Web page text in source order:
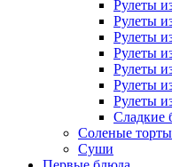
Рулеты
Рулеты
Рулеты
Рулеты
Рулеты
Рулеты
Рулеты
Сладкие
Соленые торты
Суши